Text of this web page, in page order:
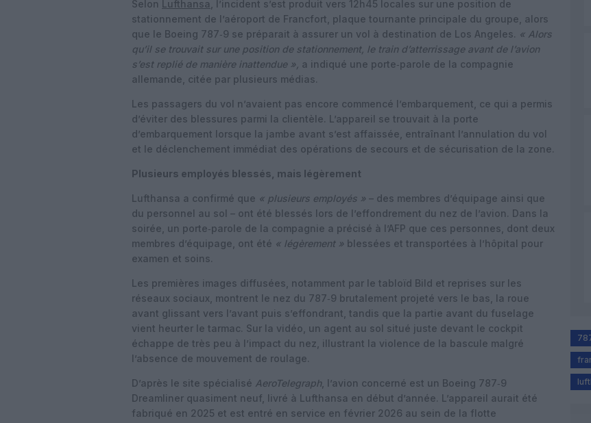
Selon Lufthansa
, l’incident s’est produit vers 12h45 locales sur une position de
stationnement de l’aéroport de Francfort, plaque tournante principale du groupe, alors
que le Boeing 787‑9 se préparait à assurer un vol à destination de Los Angeles. « Alors
qu’il se trouvait sur une position de stationnement, le train d’atterrissage avant de l’avion
s’est replié de manière inattendue », a indiqué une porte‑parole de la compagnie
allemande, citée par plusieurs médias.
Les passagers du vol n’avaient pas encore commencé l’embarquement, ce qui a permis
d’éviter des blessures parmi la clientèle. L’appareil se trouvait à la porte
d’embarquement lorsque la jambe avant s’est affaissée, entraînant l’annulation du vol
et le déclenchement immédiat des opérations de secours et de sécurisation de la zone.
Plusieurs employés blessés, mais légèrement
Lufthansa a confirmé que « plusieurs employés » – des membres d’équipage ainsi que
du personnel au sol – ont été blessés lors de l’effondrement du nez de l’avion. Dans la
soirée, un porte‑parole de la compagnie a précisé à l’AFP que ces personnes, dont deux
membres d’équipage, ont été « légèrement » blessées et transportées à l’hôpital pour
examen et soins.
Les premières images diffusées, notamment par le tabloïd Bild et reprises sur les
réseaux sociaux, montrent le nez du 787‑9 brutalement projeté vers le bas, la roue
avant glissant vers l’avant puis s’effondrant, tandis que la partie avant du fuselage
vient heurter le tarmac. Sur la vidéo, un agent au sol situé juste devant le cockpit
échappe de très peu à l’impact du nez, illustrant la violence de la bascule malgré
l’absence de mouvement de roulage.
D’après le site spécialisé AeroTelegraph , l’avion concerné est un Boeing 787‑9
Dreamliner quasiment neuf, livré à Lufthansa en début d’année. L’appareil aurait été
fabriqué en 2025 et est entré en service en février 2026 au sein de la flotte